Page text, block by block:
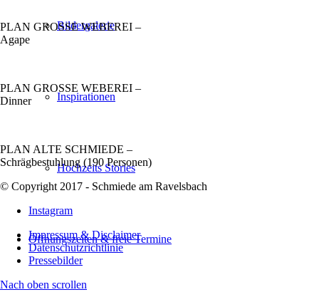
Bildergalerie
Inspirationen
Hochzeits Stories
Öffnungszeiten & freie Termine
PLAN GROSSE WEBEREI –
Agape
PLAN GROSSE WEBEREI –
Dinner
PLAN ALTE SCHMIEDE –
Schrägbestuhlung (190 Personen)
© Copyright 2017 - Schmiede am Ravelsbach
Instagram
Impressum & Disclaimer
Datenschutzrichtlinie
Pressebilder
Nach oben scrollen